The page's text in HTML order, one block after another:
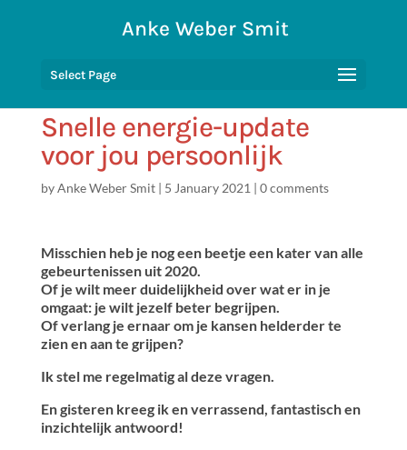
Anke Weber Smit
Select Page
Snelle energie-update
voor jou persoonlijk
byAnke Weber Smit| 5 January 2021 | 0 comments
Misschien heb je nog een beetje een kater van alle
gebeurtenissen uit 2020.
Of je wilt meer duidelijkheid over wat er in je
omgaat: je wilt jezelf beter begrijpen.
Of verlang je ernaar om je kansen helderder te
zien en aan te grijpen?
Ik stel me regelmatig al deze vragen.
En gisteren kreeg ik en verrassend, fantastisch en
inzichtelijk antwoord!